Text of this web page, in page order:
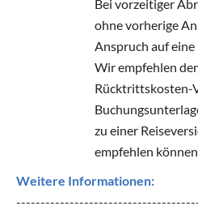
Bei vorzeitiger
ohne vorherige
Anspruch auf
Wir empfehlen
Rücktrittskosten-
zu einer
empfehlen können.
Weitere Informationen: